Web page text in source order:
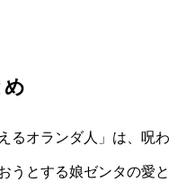
め
るオランダ人」は、呪わ
うとする娘ゼンタの愛と